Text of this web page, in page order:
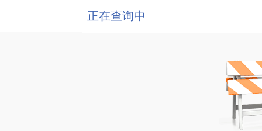
正在查询中